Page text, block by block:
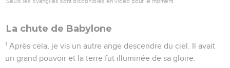
La chute de Babylone
1 Après cela, je vis un autre ange descendre du ciel. Il avait
un grand pouvoir et la terre fut illuminée de sa gloire.